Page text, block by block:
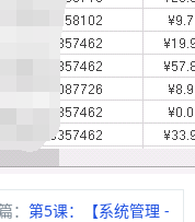
： 第5课：【系统管理 -